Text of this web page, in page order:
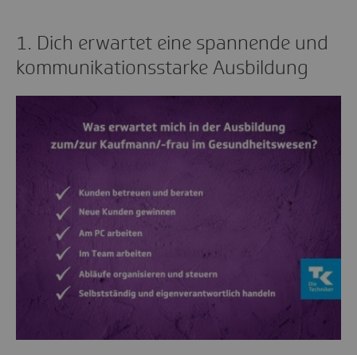
1. Dich erwartet eine spannende und
kommunikationsstarke Ausbildung